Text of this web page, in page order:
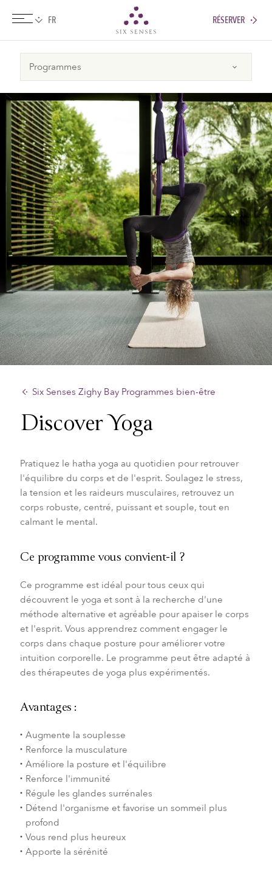
RÉSERVER
Six Senses Zighy Bay Programmes bien-être
Discover Yoga
Pratiquez le hatha yoga au quotidien pour retrouver
l'équilibre du corps et de l'esprit. Soulagez le stress,
la tension et les raideurs musculaires, retrouvez un
corps robuste, centré, puissant et souple, tout en
calmant le mental.
Ce programme vous convient-il ?
Ce programme est idéal pour tous ceux qui
découvrent le yoga et sont à la recherche d'une
méthode alternative et agréable pour apaiser le corps
et l'esprit. Vous apprendrez comment engager le
corps dans chaque posture pour améliorer votre
intuition corporelle. Le programme peut être adapté à
des thérapeutes de yoga plus expérimentés.
Avantages :
Augmente la souplesse
Renforce la musculature
Améliore la posture et l'équilibre
Renforce l'immunité
Régule les glandes surrénales
Détend l'organisme et favorise un sommeil plus
profond
Vous rend plus heureux
Apporte la sérénité